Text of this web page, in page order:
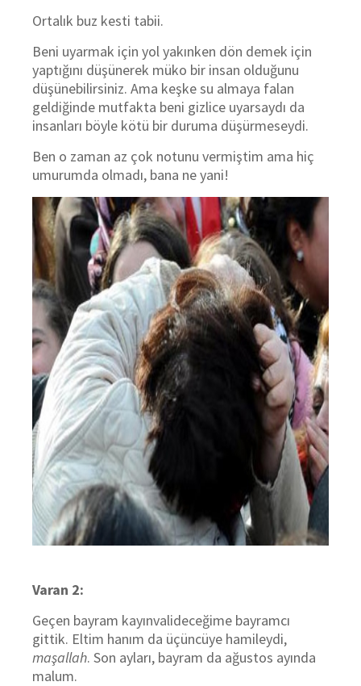
Ortalık buz kesti tabii.
Beni uyarmak için yol yakınken dön demek için
yaptığını düşünerek müko bir insan olduğunu
düşünebilirsiniz. Ama keşke su almaya falan
geldiğinde mutfakta beni gizlice uyarsaydı da
insanları böyle kötü bir duruma düşürmeseydi.
Ben o zaman az çok notunu vermiştim ama hiç
umurumda olmadı, bana ne yani!
Varan 2:
Geçen bayram kayınvalideceğime bayramcı
gittik. Eltim hanım da üçüncüye hamileydi,
maşallah. Son ayları, bayram da ağustos ayında
malum.